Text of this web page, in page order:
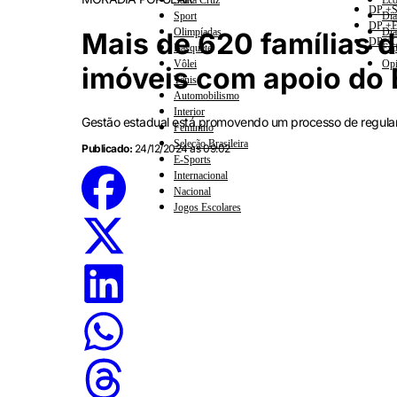
Sport
Olimpíadas
Basquete
Vôlei
Tênis
Automobilismo
Interior
Feminino
Seleção Brasileira
E-Sports
Internacional
Nacional
Jogos Escolares
DP
DP
DP
Mais de 620 famílias
imóveis com apoio do
Gestão estadual está promovendo um processo de
Publicado: 24/12/2024 às 09:02